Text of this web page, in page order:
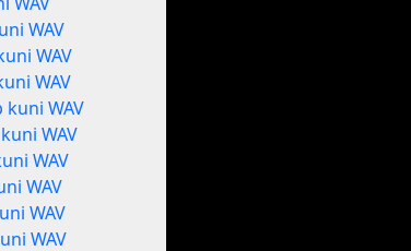
WAV
WAV
WAV
kuni WAV
WAV
WAV
WAV
WAV
WAV